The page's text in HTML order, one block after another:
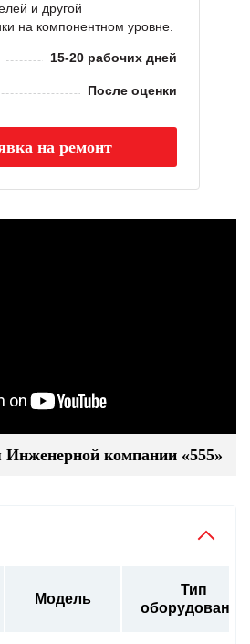
и другой
на компонентном уровне.
15-20 рабочих дней
После оценки
на ремонт
Инженерной компании «555»
Модель
Тип
оборудования